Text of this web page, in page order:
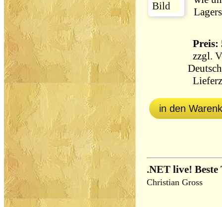
Preis:
zzgl.
in den
.NET live!
Christian Gross